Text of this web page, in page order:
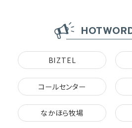
BIZTEL
コールセンター
なかほら牧場